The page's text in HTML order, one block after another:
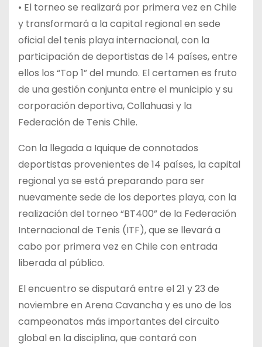
• El torneo se realizará por primera vez en Chile
y transformará a la capital regional en sede
oficial del tenis playa internacional, con la
participación de deportistas de 14 países, entre
ellos los “Top 1” del mundo. El certamen es fruto
de una gestión conjunta entre el municipio y su
corporación deportiva, Collahuasi y la
Federación de Tenis Chile.
Con la llegada a Iquique de connotados
deportistas provenientes de 14 países, la capital
regional ya se está preparando para ser
nuevamente sede de los deportes playa, con la
realización del torneo “BT400” de la Federación
Internacional de Tenis (ITF), que se llevará a
cabo por primera vez en Chile con entrada
liberada al público.
El encuentro se disputará entre el 21 y 23 de
noviembre en Arena Cavancha y es uno de los
campeonatos más importantes del circuito
global en la disciplina, que contará con